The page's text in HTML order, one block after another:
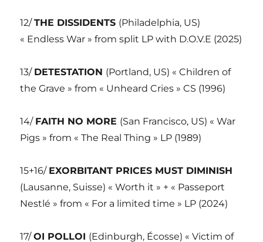
12/THE DISSIDENTS (Philadelphia, US)
« Endless War » from split LP with D.O.V.E (2025)
13/ DETESTATION (Portland, US) « Children of
the Grave » from « Unheard Cries » CS (1996)
14/ FAITH NO MORE (San Francisco, US) « War
Pigs » from « The Real Thing » LP (1989)
15+16/ EXORBITANT PRICES MUST DIMINISH
(Lausanne, Suisse) « Worth it » + « Passeport
Nestlé » from « For a limited time » LP (2024)
17/OI POLLOI (Edinburgh, Écosse) « Victim of